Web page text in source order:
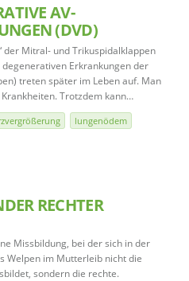
AV-
(DVD)
der Mitral- und Trikuspidalklappen
degenerativen Erkrankungen der
treten später im Leben auf. Man
Trotzdem kann…
lungenödem
RECHTER
Missbildung, bei der sich in der
Welpen im Mutterleib nicht die
sondern die rechte.